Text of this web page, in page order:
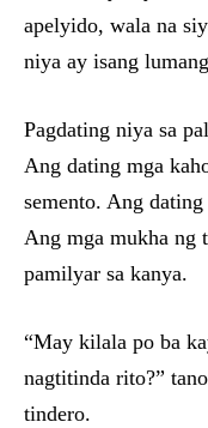
apelyido, wala na
niya ay isang
Pagdating niya sa
Ang dating mga
semento. Ang
Ang mga mukha ng
pamilyar sa kanya.
“May kilala po ba
nagtitinda rito?”
tindero.